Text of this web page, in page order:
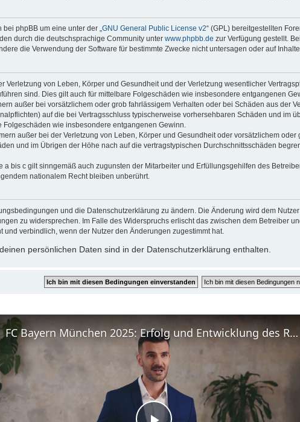
bei phpBB um eine unter der „GNU General Public License v2“ (GPL) bereitgestellten
durch die deutschsprachige Community unter www.phpbb.de zur Verfügung gestellt.
die Verwendung der Software für bestimmte Zwecke nicht untersagen oder auf
Verletzung von Leben, Körper und Gesundheit und der Verletzung wesentlicher
sind. Dies gilt auch für mittelbare Folgeschäden wie insbesondere entgangenen
außer bei vorsätzlichem oder grob fahrlässigem Verhalten oder bei Schäden aus der
auf die bei Vertragsschluss typischerweise vorhersehbaren Schäden und im
wie insbesondere entgangenen Gewinn.
außer bei der Verletzung von Leben, Körper und Gesundheit oder vorsätzlichem
und im Übrigen der Höhe nach auf die vertragstypischen Durchschnittsschäden
a bis c gilt sinngemäß auch zugunsten der Mitarbeiter und Erfüllungsgehilfen des
nationalem Recht bleiben unberührt.
und die Datenschutzerklärung zu ändern. Die Änderung wird dem
zu widersprechen. Im Falle des Widerspruchs erlischt das zwischen dem Betreiber
und verbindlich, wenn der Nutzer den Änderungen zugestimmt hat.
persönlichen Daten sind in der Datenschutzerklärung enthalten.
FC Bayern München 2025: Erfolg und Entwicklung des Rekordmeisters